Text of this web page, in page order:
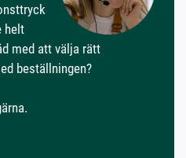
helt
med att välja rätt
beställningen?